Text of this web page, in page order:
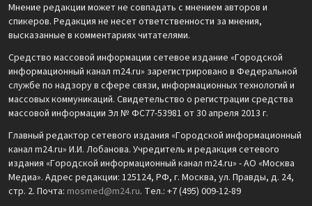
Мнение редакции может не совпадать с мнением авторов и
спикеров. Редакция не несет ответственности за мнения,
высказанные в комментариях читателями.
Средство массовой информации сетевое издание «Городской
информационный канал m24.ru» зарегистрировано в Федеральной
службе по надзору в сфере связи, информационных технологий и
массовых коммуникаций. Свидетельство о регистрации средства
массовой информации Эл № ФС77-53981 от 30 апреля 2013 г.
Главный редактор сетевого издания «Городской информационный
канал m24.ru» И.И. Лобанова. Учредитель и редакция сетевого
издания «Городской информационный канал m24.ru» - АО «Москва
Медиа». Адрес редакции: 125124, РФ, г. Москва, ул. Правды, д. 24,
стр. 2. Почта: mosmed@m24.ru. Тел.: +7 (495) 009-12-89